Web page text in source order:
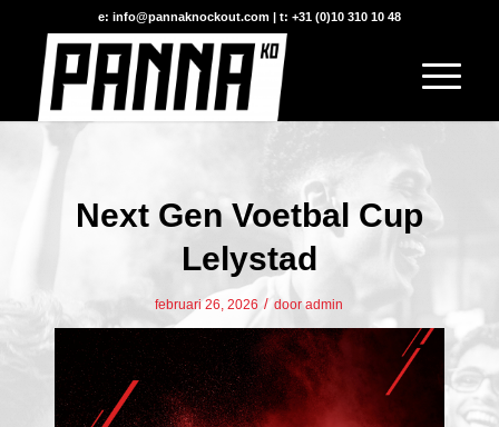
e: info@pannaknockout.com | t: +31 (0)10 310 10 48
Next Gen Voetbal Cup
Lelystad
februari 26, 2026 / dooradmin